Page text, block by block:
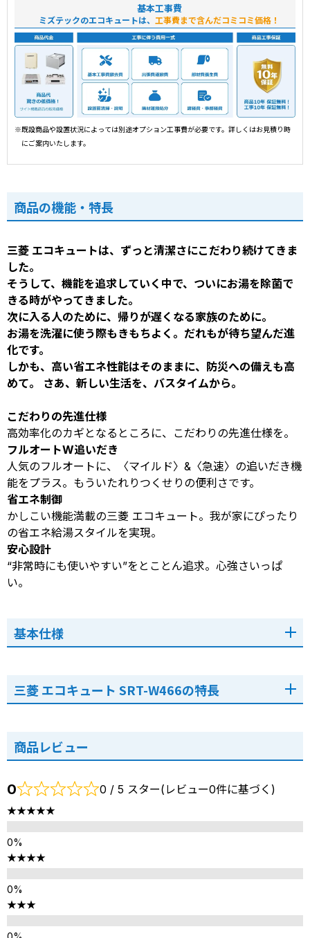
基本工事費
ミズテックのエコキュートは、 工事費まで含んだコミコミ価格！
※既設商品や設置状況によっては別途オプション工事費が必要です。詳しくはお見積り時
にご案内いたします。
商品の機能・特長
三菱 エコキュートは、ずっと清潔さにこだわり続けてきま
した。
そうして、機能を追求していく中で、ついにお湯を除菌で
きる時がやってきました。
次に入る人のために、帰りが遅くなる家族のために。
お湯を洗濯に使う際もきもちよく。だれもが待ち望んだ進
化です。
しかも、高い省エネ性能はそのままに、防災への備えも高
めて。 さあ、新しい生活を、バスタイムから。
こだわりの先進仕様
高効率化のカギとなるところに、こだわりの先進仕様を。
フルオートW追いだき
人気のフルオートに、〈マイルド〉&〈急速〉の追いだき機
能をプラス。もういたれりつくせりの便利さです。
省エネ制御
かしこい機能満載の三菱 エコキュート。我が家にぴったり
の省エネ給湯スタイルを実現。
安心設計
“非常時にも使いやすい”をとことん追求。心強さいっぱ
い。
基本仕様
三菱 エコキュート SRT-W466の特長
商品レビュー
0 0 / 5 スター(レビュー0件に基づく)
★★★★★
★★★★
★★★